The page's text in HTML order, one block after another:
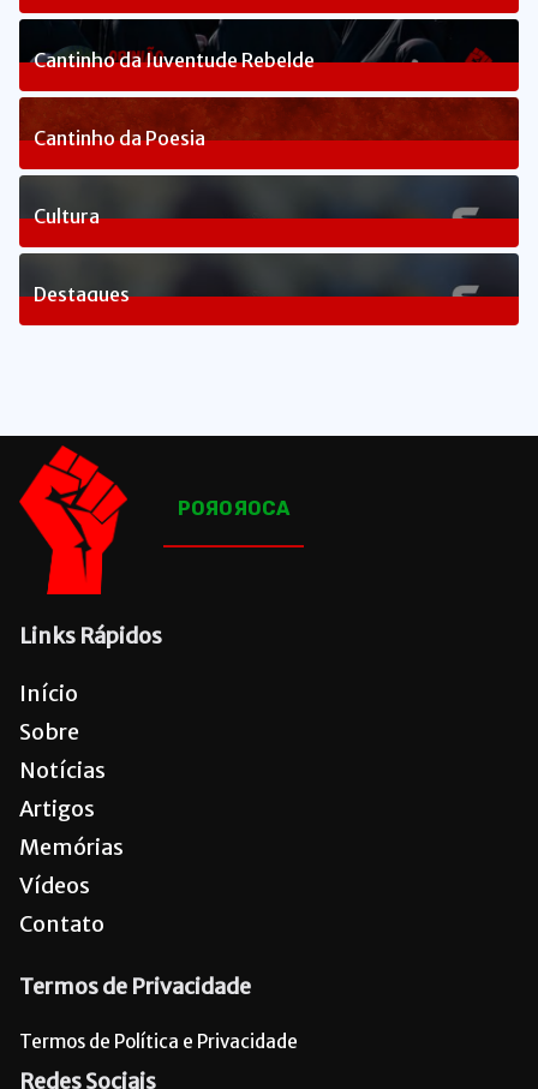
240Posts
Cantinho da Juventude Rebelde
3Posts
Cantinho da Poesia
1Posts
Cultura
83Posts
Destaques
POЯOЯOCA
Links Rápidos
Início
Sobre
Notícias
Artigos
Memórias
Vídeos
Contato
Termos de Privacidade
Termos de Política e Privacidade
Redes Sociais